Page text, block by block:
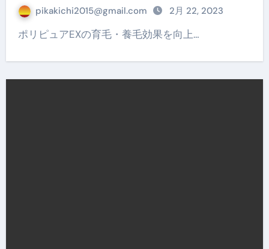
pikakichi2015@gmail.com 2月 22, 2023
ポリピュアEXの育毛・養毛効果を向上…